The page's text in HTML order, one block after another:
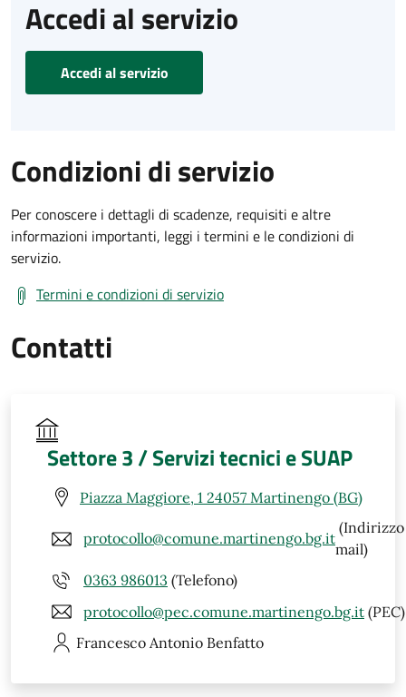
Accedi al servizio
Accedi al servizio
Condizioni di servizio
Per conoscere i dettagli di scadenze, requisiti e altre
informazioni importanti, leggi i termini e le condizioni di
servizio.
Termini e condizioni di servizio
Contatti
Settore 3 / Servizi tecnici e SUAP
Piazza Maggiore, 1 24057 Martinengo (BG)
protocollo@comune.martinengo.bg.it
(Indirizzo
mail)
0363 986013 (Telefono)
protocollo@pec.comune.martinengo.bg.it (PEC)
Francesco Antonio Benfatto